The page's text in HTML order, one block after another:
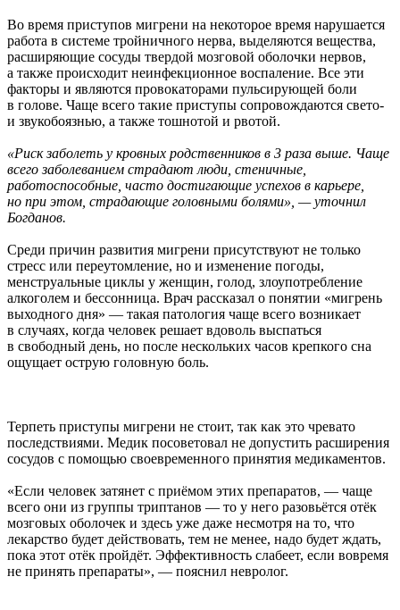
Во время приступов мигрени на некоторое время нарушается
работа в системе тройничного нерва, выделяются вещества,
расширяющие сосуды твердой мозговой оболочки нервов,
а также происходит неинфекционное воспаление. Все эти
факторы и являются провокаторами пульсирующей боли
в голове. Чаще всего такие приступы сопровождаются свето-
и звукобоязнью, а также тошнотой и рвотой.
«Риск заболеть у кровных родственников в 3 раза выше. Чаще
всего заболеванием страдают люди, стеничные,
работоспособные, часто достигающие успехов в карьере,
но при этом, страдающие головными болями», — уточнил
Богданов.
Среди причин развития мигрени присутствуют не только
стресс или переутомление, но и изменение погоды,
менструальные циклы у женщин, голод, злоупотребление
алкоголем и бессонница. Врач рассказал о понятии «мигрень
выходного дня» — такая патология чаще всего возникает
в случаях, когда человек решает вдоволь выспаться
в свободный день, но после нескольких часов крепкого сна
ощущает острую головную боль.
Терпеть приступы мигрени не стоит, так как это чревато
последствиями. Медик посоветовал не допустить расширения
сосудов с помощью своевременного принятия медикаментов.
«Если человек затянет с приёмом этих препаратов, — чаще
всего они из группы триптанов — то у него разовьётся отёк
мозговых оболочек и здесь уже даже несмотря на то, что
лекарство будет действовать, тем не менее, надо будет ждать,
пока этот отёк пройдёт. Эффективность слабеет, если вовремя
не принять препараты», — пояснил невролог.